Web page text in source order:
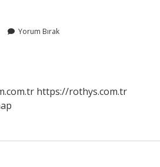
Yorum Bırak
https://rothys.com.tr